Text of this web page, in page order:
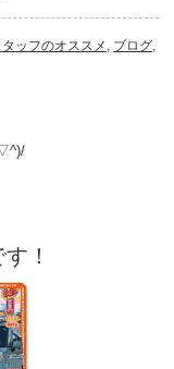
タッフのオススメ ブログ
！